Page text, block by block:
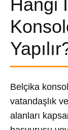
Hangi
Belçika
vatandaşlık
alanları